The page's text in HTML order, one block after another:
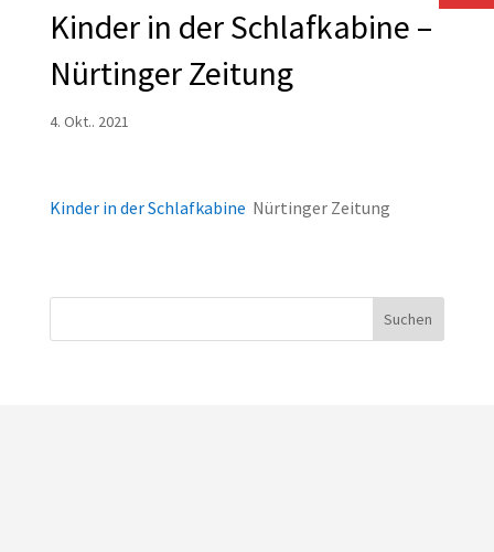
Kinder in der Schlafkabine –
Nürtinger Zeitung
4. Okt.. 2021
Kinder in der Schlafkabine Nürtinger Zeitung
Suchen